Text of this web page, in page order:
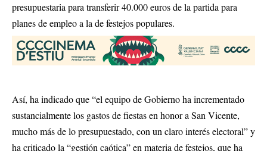
presupuestaria para transferir 40.000 euros de la partida para
planes de empleo a la de festejos populares.
Así, ha indicado que “el equipo de Gobierno ha incrementado
sustancialmente los gastos de fiestas en honor a San Vicente,
mucho más de lo presupuestado, con un claro interés electoral” y
ha criticado la “gestión caótica” en materia de festejos, que ha